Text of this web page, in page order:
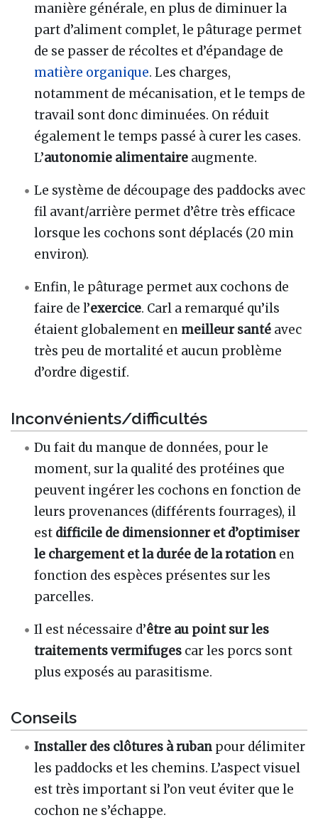
manière générale, en plus de diminuer la
part d’aliment complet, le pâturage permet
de se passer de récoltes et d’épandage de
matière organique. Les charges,
notamment de mécanisation, et le temps de
travail sont donc diminuées. On réduit
également le temps passé à curer les cases.
L’autonomie alimentaire augmente.
Le système de découpage des paddocks avec
fil avant/arrière permet d’être très efficace
lorsque les cochons sont déplacés (20 min
environ).
Enfin, le pâturage permet aux cochons de
faire de l’exercice. Carl a remarqué qu’ils
étaient globalement en meilleur santé avec
très peu de mortalité et aucun problème
d’ordre digestif.
Inconvénients/difficultés
Du fait du manque de données, pour le
moment, sur la qualité des protéines que
peuvent ingérer les cochons en fonction de
leurs provenances (différents fourrages), il
est difficile de dimensionner et d’optimiser
le chargement et la durée de la rotation en
fonction des espèces présentes sur les
parcelles.
Il est nécessaire d’être au point sur les
traitements vermifuges car les porcs sont
plus exposés au parasitisme.
Conseils
Installer des clôtures à ruban pour délimiter
les paddocks et les chemins. L’aspect visuel
est très important si l’on veut éviter que le
cochon ne s’échappe.